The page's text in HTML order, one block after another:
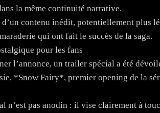
la même continuité narrative.
contenu inédit, potentiellement plus
qui ont fait le succès de la saga.
pour les fans
l’annonce, un trailer spécial a été
*Snow Fairy*, premier opening de la
n’est pas anodin : il vise clairement à